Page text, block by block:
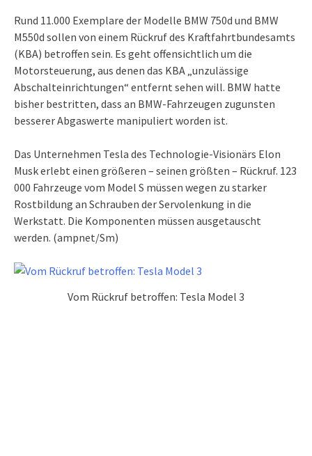
Rund 11.000 Exemplare der Modelle BMW 750d und BMW
M550d sollen von einem Rückruf des Kraftfahrtbundesamts
(KBA) betroffen sein. Es geht offensichtlich um die
Motorsteuerung, aus denen das KBA „unzulässige
Abschalteinrichtungen“ entfernt sehen will. BMW hatte
bisher bestritten, dass an BMW-Fahrzeugen zugunsten
besserer Abgaswerte manipuliert worden ist.
Das Unternehmen Tesla des Technologie-Visionärs Elon
Musk erlebt einen größeren – seinen größten – Rückruf. 123
000 Fahrzeuge vom Model S müssen wegen zu starker
Rostbildung an Schrauben der Servolenkung in die
Werkstatt. Die Komponenten müssen ausgetauscht
werden. (ampnet/Sm)
Vom Rückruf betroffen: Tesla Model 3